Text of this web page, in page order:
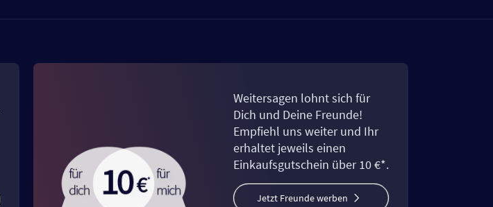
Weitersagen lohnt sich für
Dich und Deine Freunde!
Empfiehl uns weiter und Ihr
erhaltet jeweils einen
Einkaufsgutschein über 10 €*.
Jetzt Freunde werben